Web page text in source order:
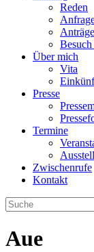
Reden
Über mich
Vita
Presse
Termine
Zwischenrufe
Kontakt
Aue